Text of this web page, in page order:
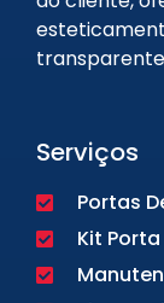
Serviços
Portas
Kit